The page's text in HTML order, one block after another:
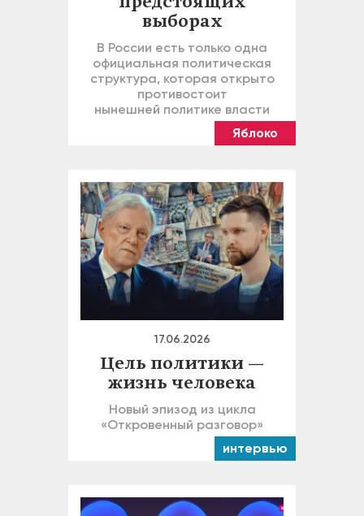
выборах
В России есть только одна
официальная политическая
структура, которая открыто
противостоит
нынешней политике власти
Яблоко
17.06.2026
Цель политики —
жизнь человека
Новый эпизод из цикла
«Откровенный разговор»
интервью